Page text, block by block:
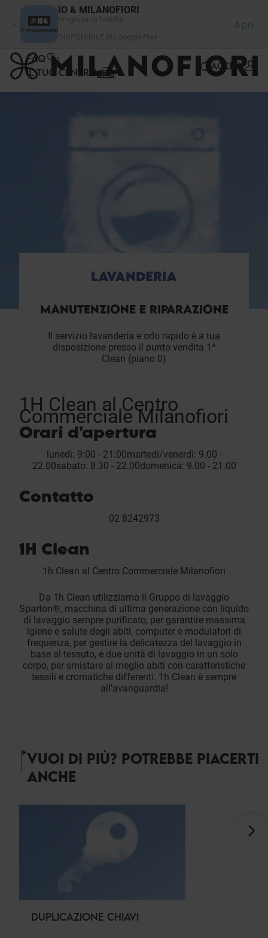
IO & MILANOFIORI
Apri
FAQ
IL TUO CENTRO
ACCEDI
LAVANDERIA
MANUTENZIONE E RIPARAZIONE
Il servizio lavanderia e orlo rapido è a tua
disposizione presso il punto vendita 1^
Clean (piano 0)
1H Clean al Centro
Commerciale Milanofiori
Orari d'apertura
lunedì: 9:00 - 21:00martedì/venerdì: 9.00 -
22.00sabato: 8.30 - 22.00domenica: 9.00 - 21.00
Contatto
02 8242973
1H Clean
1h Clean al Centro Commerciale Milanofiori
Da 1h Clean utilizziamo il Gruppo di lavaggio
Sparton®, macchina di ultima generazione con liquido
di lavaggio sempre purificato, per garantire massima
igiene e salute degli abiti, computer e modulatori di
frequenza, per gestire la delicatezza del lavaggio in
base al tessuto, e due unità di lavaggio in un solo
corpo, per smistare al meglio abiti con caratteristiche
tessili e cromatiche differenti. 1h Clean è sempre
all’avanguardia!
VUOI DI PIÙ? POTREBBE PIACERTI
ANCHE
DUPLICAZIONE CHIAVI
Pannello di gestione dei cookies